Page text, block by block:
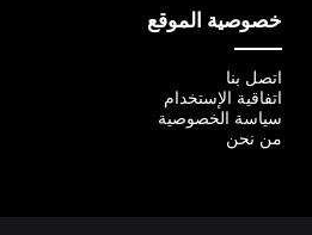
خصوصية الموقع
اتصل بنا
اتفاقية الإستخدام
سياسة الخصوصية
من نحن